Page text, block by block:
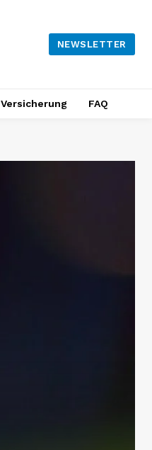
NEWSLETTER
Versicherung FAQ